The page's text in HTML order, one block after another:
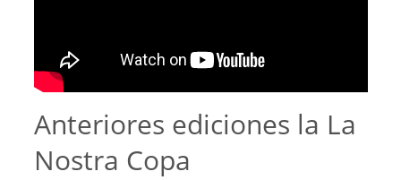
Anteriores ediciones la La
Nostra Copa